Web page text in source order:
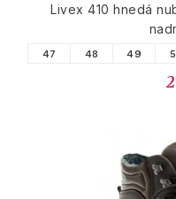
Livex 410 hnedá
47 48 49